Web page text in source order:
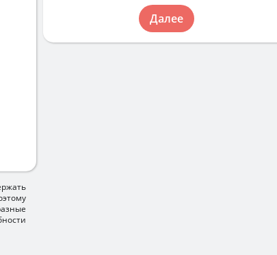
Далее